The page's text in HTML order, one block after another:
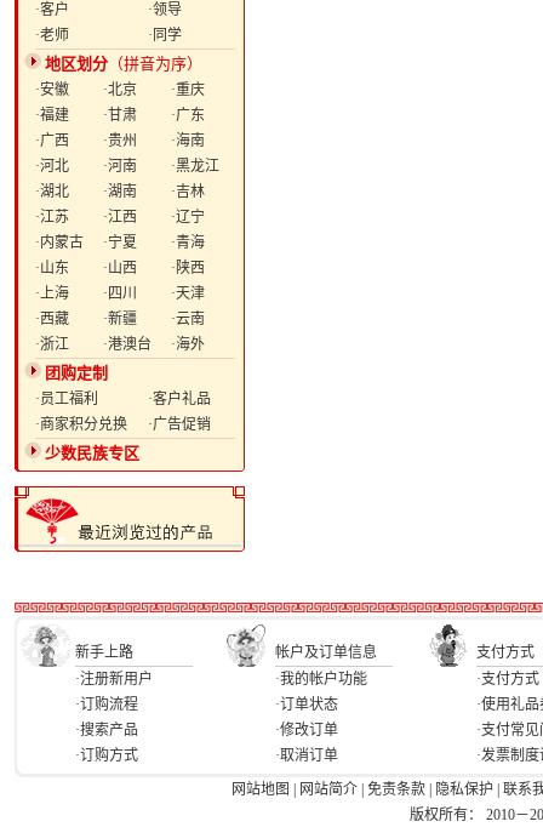
·客户
·领导
·老师
·同学
地区划分 （拼音为序）
·安徽 ·北京
·重庆
·福建
·甘肃
·广东
·广西
·贵州
·海南
·河北
·河南
·黑龙江
·湖北
·湖南
·吉林
·江苏
·江西
·辽宁
·内蒙古
·宁夏
·青海
·山东
·山西
·陕西
·上海
·四川
·天津
·西藏
·新疆
·云南
·浙江
·港澳台 ·海外
团购定制
·员工福利
·客户礼品
·商家积分兑换
·广告促销
少数民族专区
新手上路 帐户及订单信息
支付方式
·注册新用户
·订购流程
·搜索产品
·订购方式
·我的帐户功能
·订单状态
·修改订单
·取消订单
·支付方式
·使用礼品
·支付常
·发票制
网站地图
网站简介 免责条款 隐私保护
联系
版权所有： 2010－